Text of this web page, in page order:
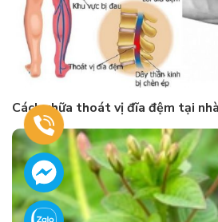
Cách chữa thoát vị đĩa đệm tại nhà